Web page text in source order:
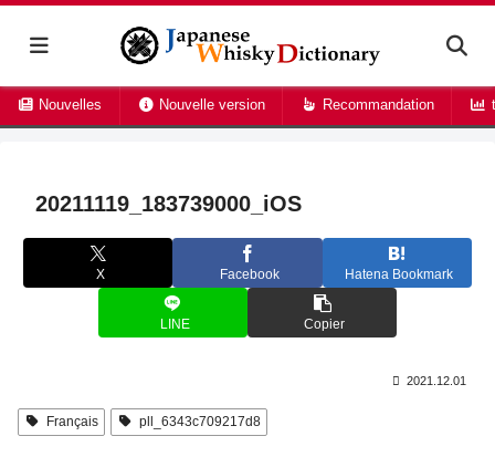
Nouvelles Nouvelle version Recommandation
20211119_183739000_iOS
X Facebook Hatena Bookmark
LINE Copier
2021.12.01
Français pll_6343c709217d8